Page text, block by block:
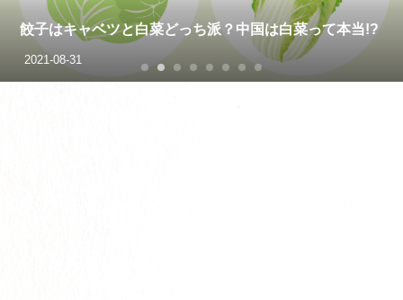
餃子日記：2026年1月19日
2026-01-19